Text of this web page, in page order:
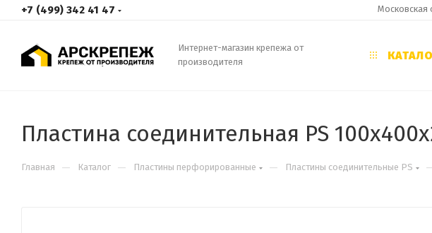
+7 (499) 342 41 47 Московская
Интернет-магазин крепежа от
производителя
Пластина соединительная PS
Главная — Каталог — Пластины перфорированные — Пластины соединительные PS